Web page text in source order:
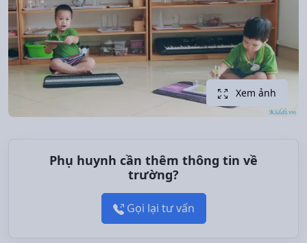
Xem ảnh
Phụ huynh cần thêm thông tin về
trường?
Gọi lại tư vấn